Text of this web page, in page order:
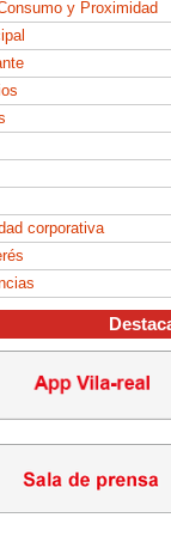
y Proximidad
corporativa